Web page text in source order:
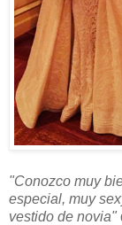
"Conozco muy
especial, muy
vestido de novia"